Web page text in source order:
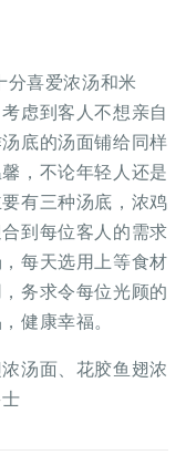
喜爱浓汤和米
虑到客人不想亲自
底的汤面铺给同样
，不论年轻人还是
有三种汤底，浓鸡
到每位客人的需求
每天选用上等食材
务求令每位光顾的
健康幸福。
汤面、花胶鱼翅浓